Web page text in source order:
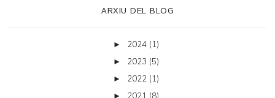
ARXIU DEL BLOG
► 2024 (1)
► 2023 (5)
► 2022 (1)
► 2021 (8)